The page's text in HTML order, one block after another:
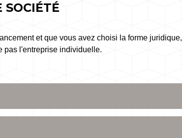
SOCIÉTÉ
et que vous avez choisi la forme juridique,
pas l'entreprise individuelle.